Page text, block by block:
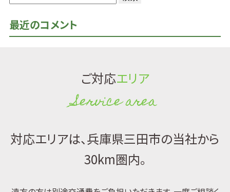
最近のコメント
ご対応エリア
Service area
対応エリアは、兵庫県三田市の当社から
30km圏内。